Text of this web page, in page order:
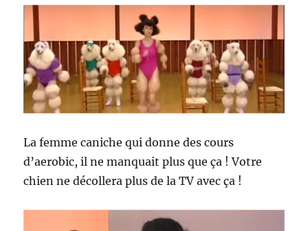
La femme caniche qui donne des cours
d’aerobic, il ne manquait plus que ça ! Votre
chien ne décollera plus de la TV avec ça !